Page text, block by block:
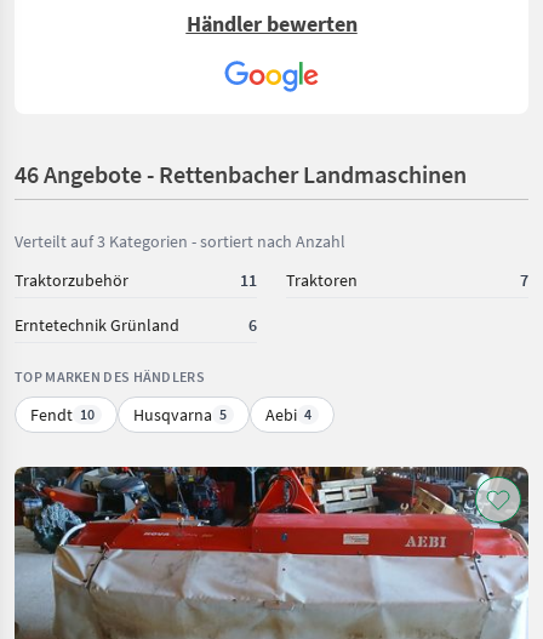
Händler bewerten
46 Angebote - Rettenbacher Landmaschinen
Verteilt auf 3 Kategorien - sortiert nach Anzahl
Traktorzubehör
11 Traktoren 7
Erntetechnik Grünland 6
TOP MARKEN DES HÄNDLERS
Fendt 10 Husqvarna 5 Aebi 4